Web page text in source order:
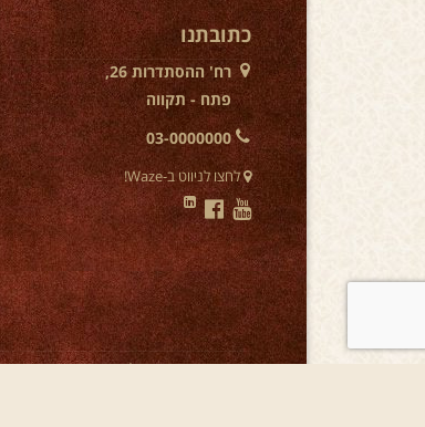
כתובתנו
רח' ההסתדרות 26,
פתח - תקווה
03-0000000
לחצו לניווט ב-Waze!
מחפשיםנערות ליווי בפתח תקווה